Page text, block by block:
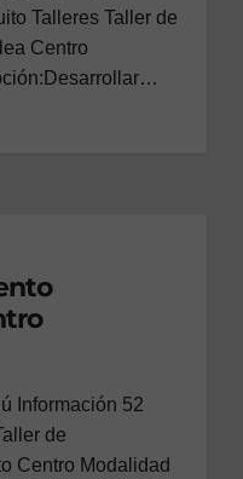
Talleres Taller de
Centro
Información 52
de
Centro Modalidad